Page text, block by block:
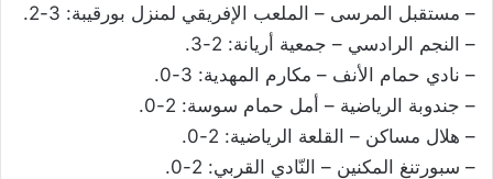
– مستقبل المرسى – الملعب الإفريقي لمنزل بورقيبة: 3-2.
– النجم الرادسي – جمعية أريانة: 2-3.
– نادي حمام الأنف – مكارم المهدية: 3-0.
– جندوبة الرياضية – أمل حمام سوسة: 2-0.
– هلال مساكن – القلعة الرياضية: 2-0.
– سبورتنغ المكنين – النّادي القربي: 2-0.